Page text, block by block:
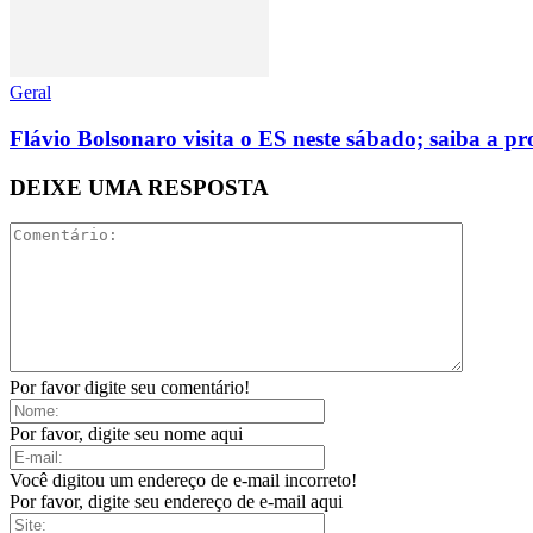
Geral
Flávio Bolsonaro visita o ES neste sábado; saiba a
DEIXE UMA RESPOSTA
Por favor digite seu comentário!
Por favor, digite seu nome aqui
Você digitou um endereço de e-mail incorreto!
Por favor, digite seu endereço de e-mail aqui